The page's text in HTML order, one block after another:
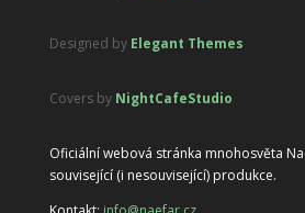
Designed by Elegant Themes
Covers by NightCafeStudio
Oficiální webová stránka mnohosvěta
související (i nesouvisející) produkce.